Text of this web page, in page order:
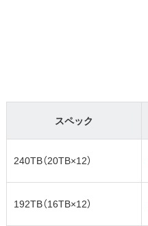
スペック
240TB（20TB×12）
192TB（16TB×12）